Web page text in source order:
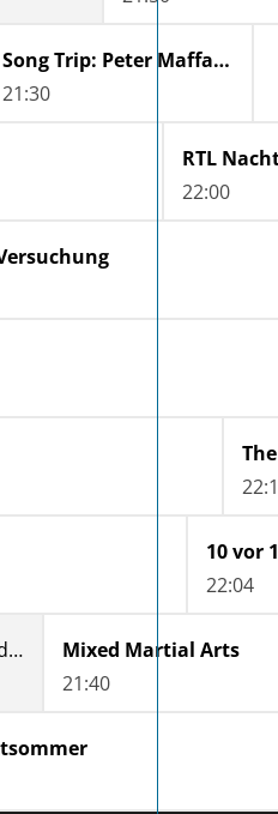
Song Trip: Peter Maffay x Nashville
21:30
RTL
22:00
10 vor
22:04
Cindy aus Marzahn & die jungen Wilden
Mixed Martial Arts
21:40